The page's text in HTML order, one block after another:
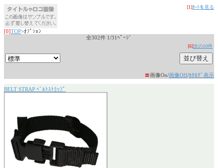
[1]ｶｰﾄを見る
[0]TOP>ｵﾌﾟｼｮﾝ
全302件 1/31ﾍﾟｰｼﾞ
[6]次の10件
〓画像On/画像Off/ｶﾀﾛｸﾞ表示
BELT STRAP ﾍﾞﾙﾄｽﾄﾗｯﾌﾟ